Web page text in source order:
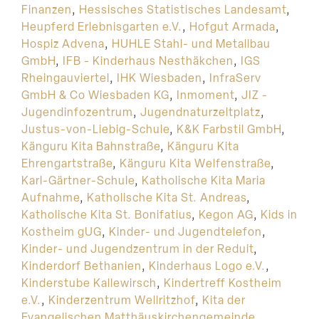
Finanzen, Hessisches Statistisches Landesamt,
Heupferd Erlebnisgarten e.V., Hofgut Armada,
Hospiz Advena, HUHLE Stahl- und Metallbau
GmbH, IFB - Kinderhaus Nesthäkchen, IGS
Rheingauviertel, IHK Wiesbaden, InfraServ
GmbH & Co Wiesbaden KG, Inmoment, JIZ -
Jugendinfozentrum, Jugendnaturzeltplatz,
Justus-von-Liebig-Schule, K&K Farbstil GmbH,
Känguru Kita Bahnstraße, Känguru Kita
Ehrengartstraße, Känguru Kita Welfenstraße,
Karl-Gärtner-Schule, Katholische Kita Maria
Aufnahme, Katholische Kita St. Andreas,
Katholische Kita St. Bonifatius, Kegon AG, Kids in
Kostheim gUG, Kinder- und Jugendtelefon,
Kinder- und Jugendzentrum in der Reduit,
Kinderdorf Bethanien, Kinderhaus Logo e.V.,
Kinderstube Kallewirsch, Kindertreff Kostheim
e.V., Kinderzentrum Wellritzhof, Kita der